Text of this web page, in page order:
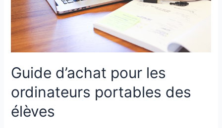
Guide d’achat pour les
ordinateurs portables des
élèves